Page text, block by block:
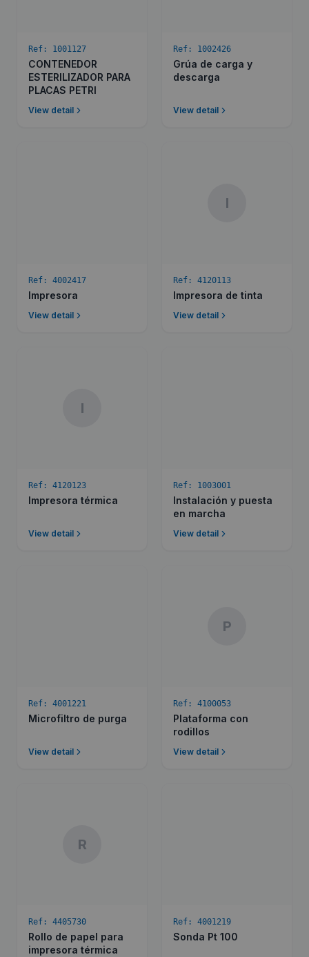
Ref: 1001127
CONTENEDOR
ESTERILIZADOR PARA
PLACAS PETRI
View detail
Ref: 1002426
Grúa de carga y
descarga
View detail
Ref: 4002417
Impresora
View detail
I
Ref: 4120113
Impresora de tinta
View detail
I
Ref: 4120123
Impresora térmica
View detail
Ref: 1003001
Instalación y puesta
en marcha
View detail
Ref: 4001221
Microfiltro de purga
View detail
P
Ref: 4100053
Plataforma con
rodillos
View detail
R
Ref: 4405730
Rollo de papel para
impresora térmica
Ref: 4001219
Sonda Pt 100